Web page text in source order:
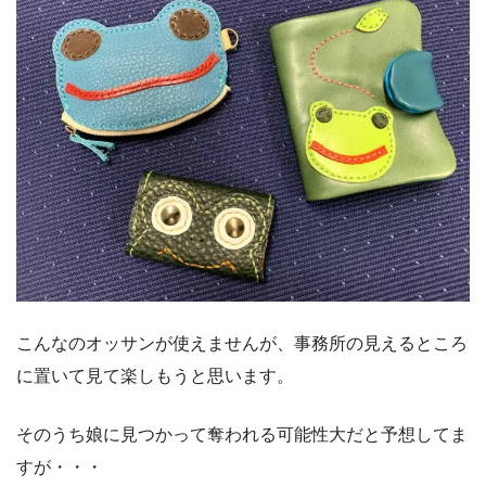
こんなのオッサンが使えませんが、事務所の見えるところ
に置いて見て楽しもうと思います。
そのうち娘に見つかって奪われる可能性大だと予想してま
すが・・・